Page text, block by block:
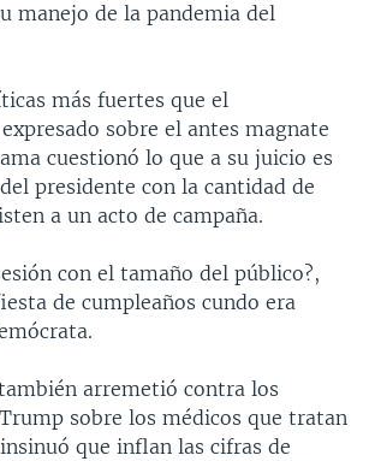
manejo de la pandemia del
más fuertes que el
sobre el antes magnate
cuestionó lo que a su juicio es
presidente con la cantidad de
a un acto de campaña.
con el tamaño del público?,
de cumpleaños cundo era
arremetió contra los
sobre los médicos que tratan
que inflan las cifras de